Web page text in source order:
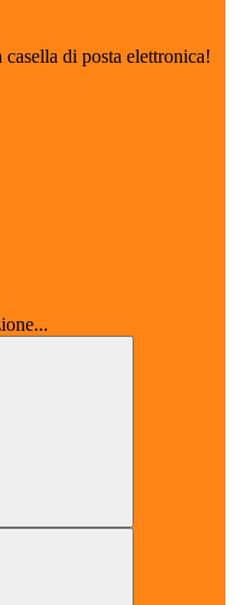
di posta elettronica!